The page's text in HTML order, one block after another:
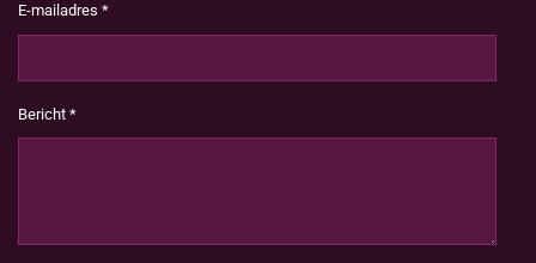
E-mailadres *
Bericht *